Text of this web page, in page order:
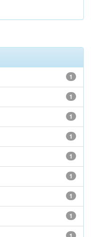
1
1
1
1
1
1
1
1